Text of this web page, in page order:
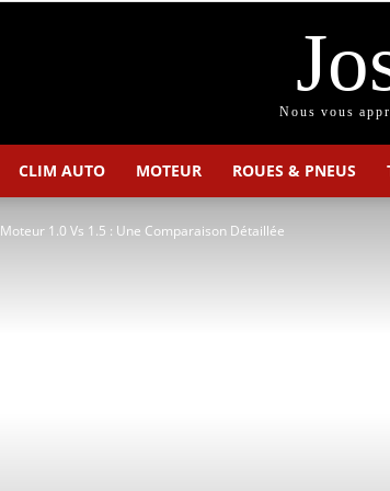
Nous vous
CLIM AUTO MOTEUR ROUES & PNEUS
Moteur 1.0 Vs 1.5 : Une Comparaison Détaillée